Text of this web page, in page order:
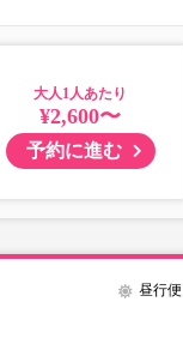
大人
¥2,600〜
予約に進む
昼行便